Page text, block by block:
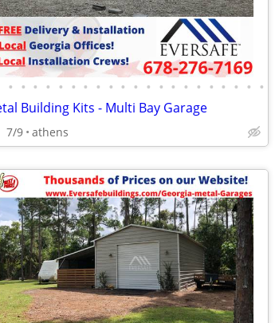
• • • • • • • • • • • • • • • • • • • • •
Building Kits - Multi Bay Garage
7/9 athens